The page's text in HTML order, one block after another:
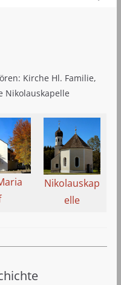
Kirche Hl. Familie,
Nikolauskapelle
Nikolauskap
elle